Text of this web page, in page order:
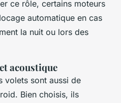
ce rôle, certains moteurs
automatique en cas
la nuit ou lors des
acoustique
volets sont aussi de
Bien choisis, ils